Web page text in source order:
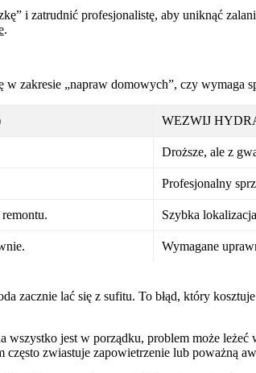
i zatrudnić profesjonalistę, aby uniknąć
.
zakresie „napraw domowych”, czy wymaga
WEZWIJ
Droższe, ale z
Profesjonalny
Szybka
Wymagane
zacznie lać się z sufitu. To błąd, który
wszystko jest w porządku, problem może
często zwiastuje zapowietrzenie lub poważną